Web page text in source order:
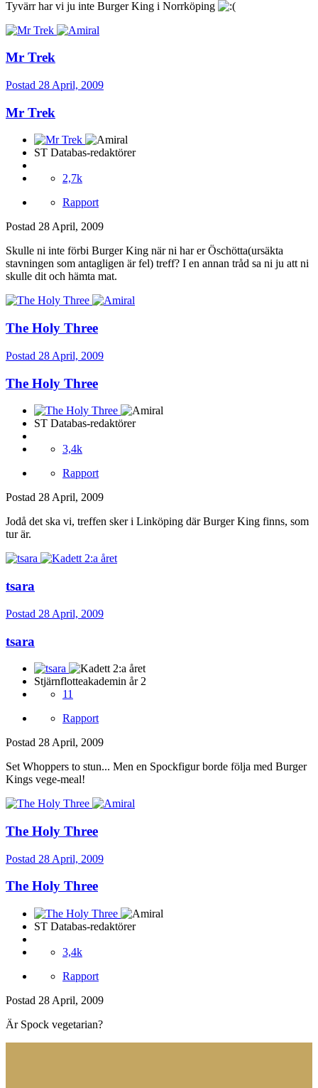
Tyvärr har vi ju inte Burger King i Norrköping
Mr Trek
Postad 28 April, 2009
Mr Trek
ST Databas-redaktörer
2,7k
Rapport
Postad 28 April, 2009
Skulle ni inte förbi Burger King när ni har er Öschötta(ursäkta
stavningen som antagligen är fel) treff? I en annan tråd sa ni ju att ni
skulle dit och hämta mat.
The Holy Three
Postad 28 April, 2009
The Holy Three
ST Databas-redaktörer
3,4k
Rapport
Postad 28 April, 2009
Jodå det ska vi, treffen sker i Linköping där Burger King finns, som
tur är.
tsara
Postad 28 April, 2009
tsara
Stjärnflotteakademin år 2
11
Rapport
Postad 28 April, 2009
Set Whoppers to stun... Men en Spockfigur borde följa med Burger
Kings vege-meal!
The Holy Three
Postad 28 April, 2009
The Holy Three
ST Databas-redaktörer
3,4k
Rapport
Postad 28 April, 2009
Är Spock vegetarian?